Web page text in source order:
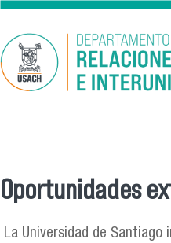
Pasar al contenido principal
Se encuentra
Oportunidades
La Universidad de Santiago